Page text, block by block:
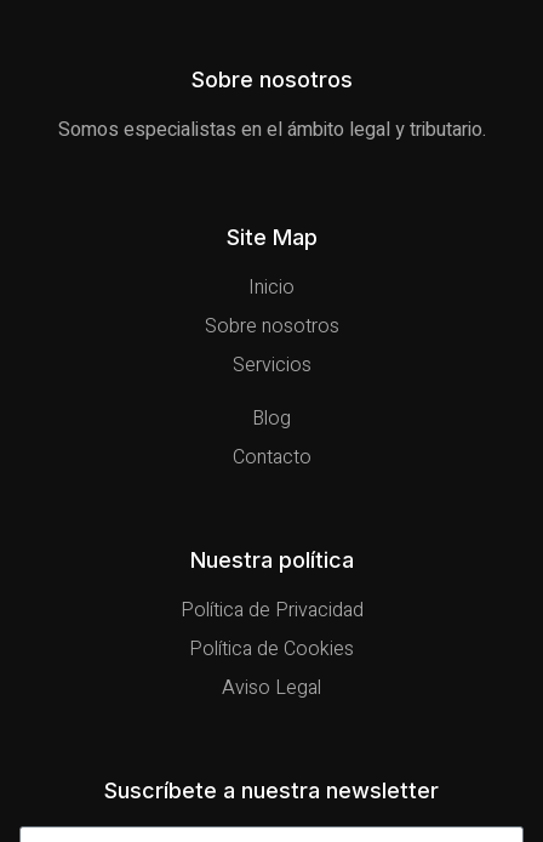
Sobre nosotros
Somos especialistas en el ámbito legal y tributario.
Site Map
Inicio
Sobre nosotros
Servicios
Blog
Contacto
Nuestra política
Política de Privacidad
Política de Cookies
Aviso Legal
Suscríbete a nuestra newsletter